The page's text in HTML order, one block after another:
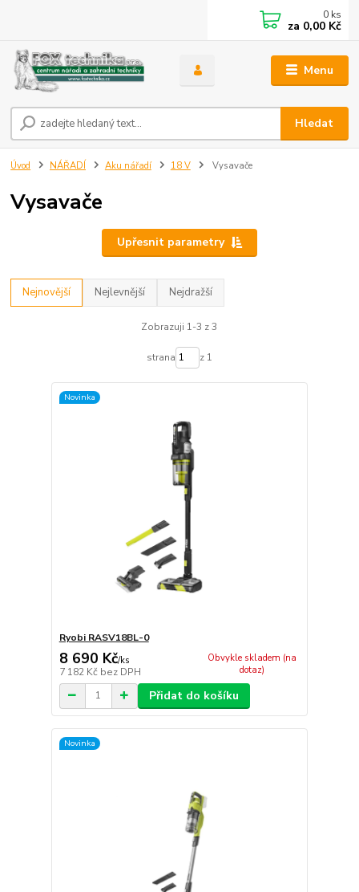
Menu
Hledat
0 ks
za 0,00 Kč
Úvod NÁŘADÍ Aku nářadí 18 V Vysavače
Vysavače
Upřesnit parametry
Nejnovější Nejlevnější Nejdražší
Zobrazuji 1-3 z 3
strana z 1
Novinka
Ryobi RASV18BL-0
8 690 Kč/ks
7 182 Kč bez DPH
Obvykle skladem (na
dotaz)
Přidat do košíku
Novinka